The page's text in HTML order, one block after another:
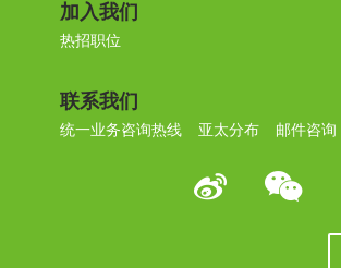
加入我们
热招职位
联系我们
统一业务咨询热线 亚太分布 邮件咨询